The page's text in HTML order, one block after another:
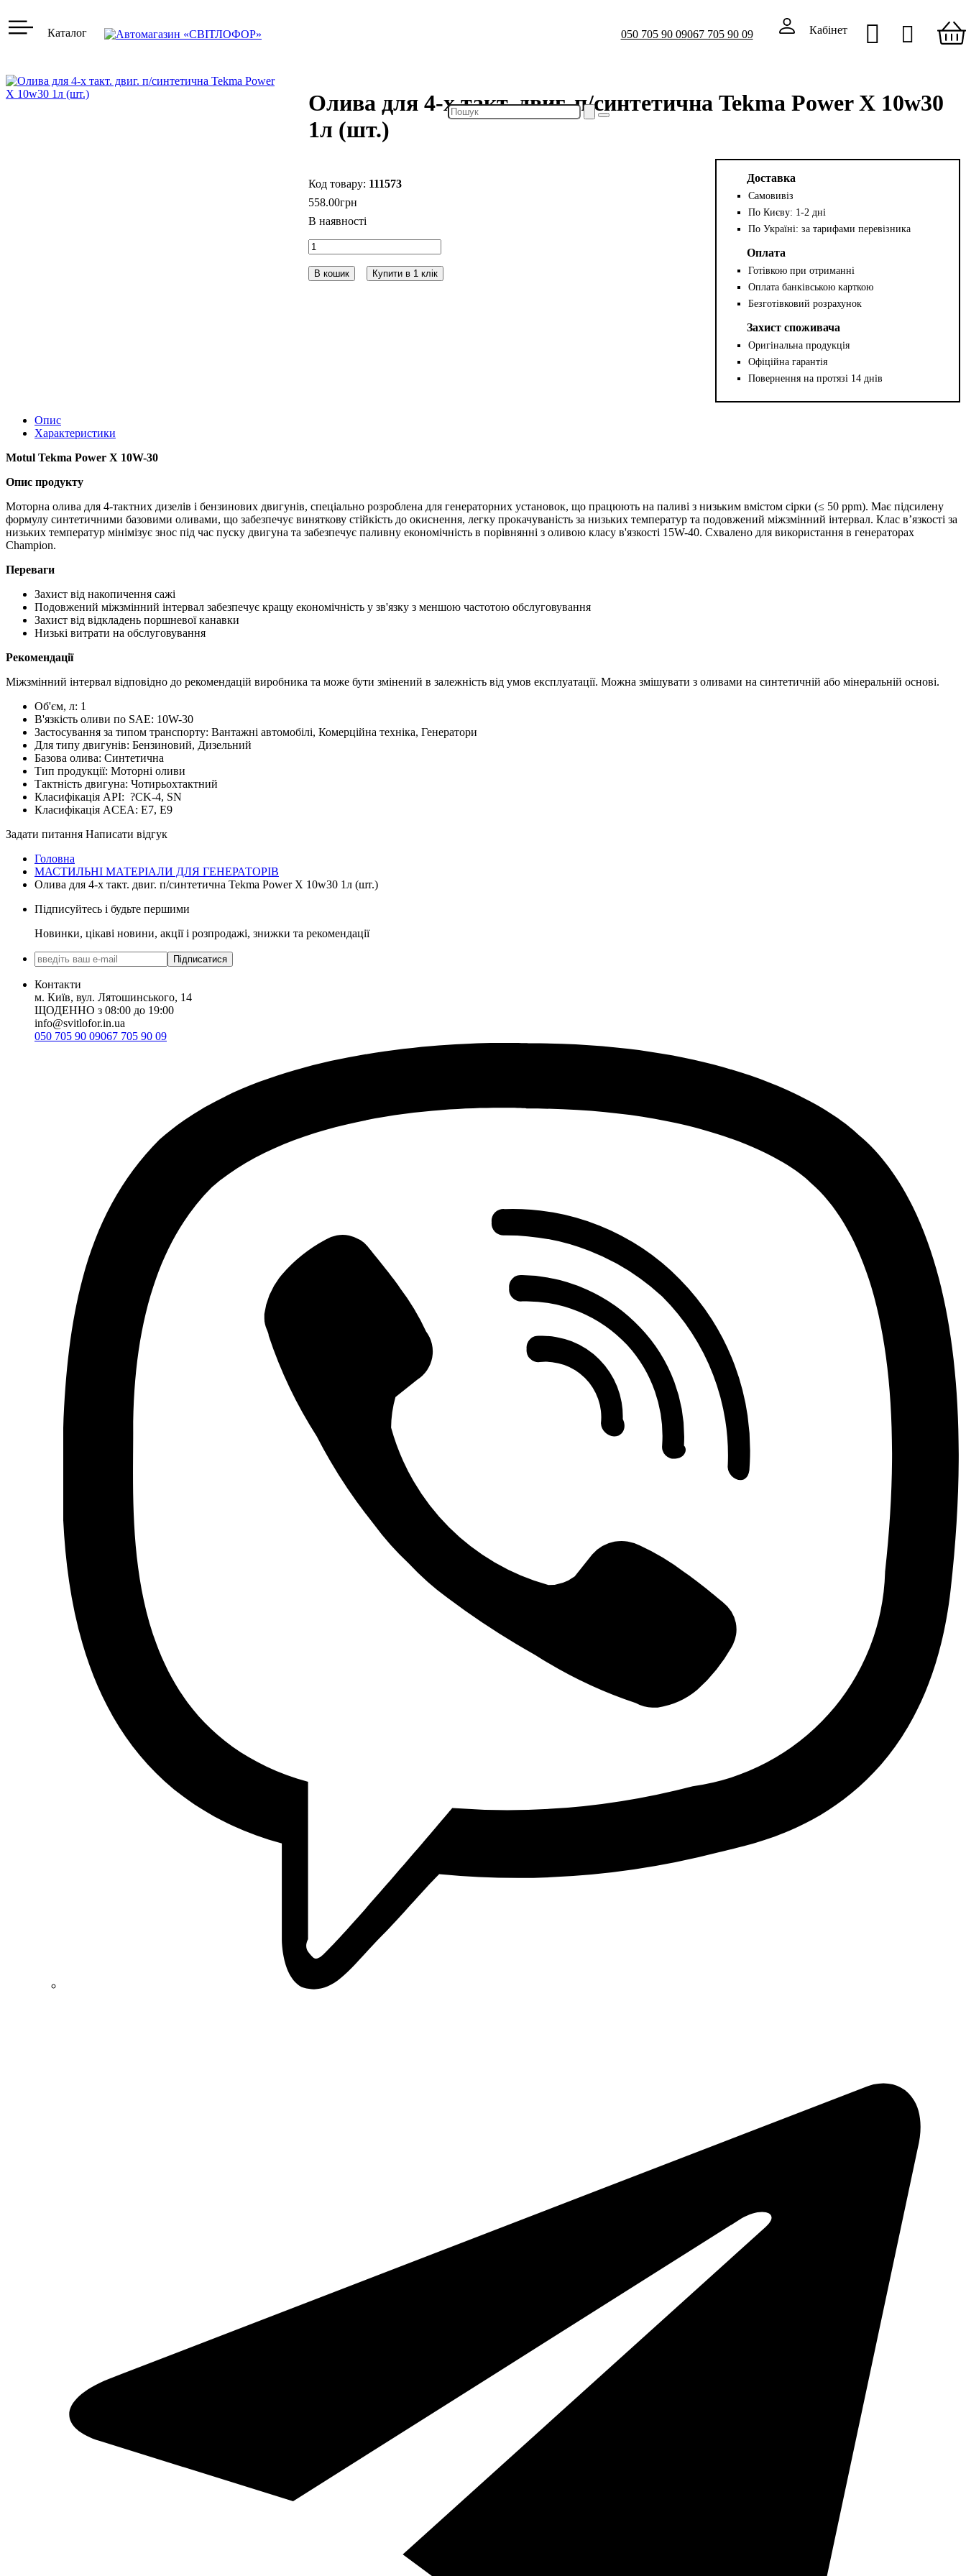
Олива для 4-х такт. двиг. п/синтетична Tekma Power X 10w30
1л (шт.)
111573
558.00грн
В кошик Купити в 1 клік
Доставка
Самовивіз
По Києву: 1-2 дні
По Україні: за тарифами перевізника
Оплата
Готівкою при отриманні
Оплата банківською карткою
Безготівковий розрахунок
Захист споживача
Оригінальна продукція
Офіційна гарантія
Повернення на протязі 14 днів
Опис
Характеристики
Motul Tekma Power X 10W-30
Опис продукту
Моторна олива для 4-тактних дизелів і бензинових двигунів, спеціально розроблена для генераторних установок, що працюють на паливі з низьким вмістом сірки (≤ 50 ppm). Має підсилену
формулу синтетичними базовими оливами, що забезпечує виняткову стійкість до окиснення, легку прокачуваність за низьких температур та подовжений міжзмінний інтервал. Клас в’язкості за
низьких температур мінімізує знос під час пуску двигуна та забезпечує паливну економічність в порівнянні з оливою класу в'язкості 15W-40. Схвалено для використання в генераторах
Champion.
Переваги
Захист від накопичення сажі
Подовжений міжзмінний інтервал забезпечує кращу економічність у зв'язку з меншою частотою обслуговування
Захист від відкладень поршневої канавки
Низькі витрати на обслуговування
Рекомендації
Міжзмінний інтервал відповідно до рекомендацій виробника та може бути змінений в залежність від умов експлуатації. Можна змішувати з оливами на синтетичній або мінеральній основі.
Об'єм, л: 1
В'язкість оливи по SAE: 10W-30
Застосування за типом транспорту: Вантажні автомобілі, Комерційна техніка, Генератори
Для типу двигунів: Бензиновий, Дизельний
Базова олива: Синтетична
Тип продукції: Моторні оливи
Тактність двигуна: Чотирьохтактний
Класифікація API: ?CK-4, SN
Класифікація ACEA: E7, E9
Задати питання Написати відгук
Каталог 050 705 90 09067 705 90 09 Кабінет
Головна
МАСТИЛЬНІ МАТЕРІАЛИ ДЛЯ ГЕНЕРАТОРІВ
Олива для 4-х такт. двиг. п/синтетична Tekma Power X 10w30 1л (шт.)
Підписуйтесь і будьте першими
Новинки, цікаві новини, акції і розпродажі, знижки та рекомендації
Підписатися
Контакти
м. Київ, вул. Лятошинського, 14
ЩОДЕННО з 08:00 до 19:00
info@svitlofor.in.ua
050 705 90 09067 705 90 09